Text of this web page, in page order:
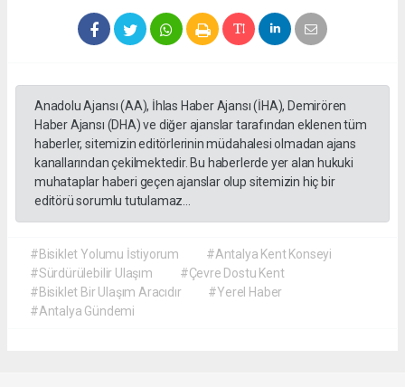
Anadolu Ajansı (AA), İhlas Haber Ajansı (İHA), Demirören
Haber Ajansı (DHA) ve diğer ajanslar tarafından eklenen tüm
haberler, sitemizin editörlerinin müdahalesi olmadan ajans
kanallarından çekilmektedir. Bu haberlerde yer alan hukuki
muhataplar haberi geçen ajanslar olup sitemizin hiç bir
editörü sorumlu tutulamaz...
#Bisiklet Yolumu İstiyorum
#Antalya Kent Konseyi
#Sürdürülebilir Ulaşım
#Çevre Dostu Kent
#Bisiklet Bir Ulaşım Aracıdır
#Yerel Haber
#Antalya Gündemi